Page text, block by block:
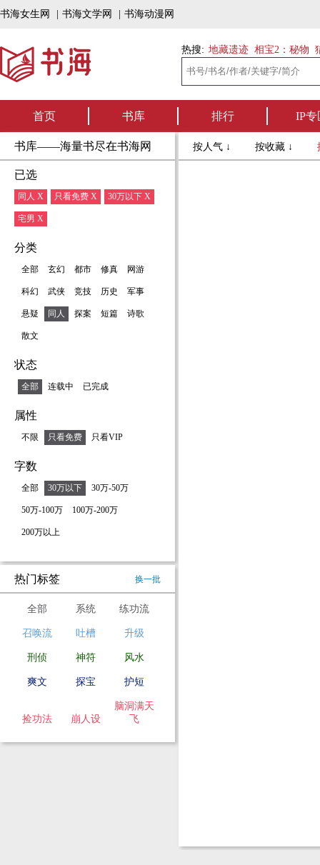
书海女生网 书海文学网 书海动漫网
热搜: 地藏遗迹 相宝2：秘物
首页 书库 排行 IP专
书库——海量书尽在书海网
已选
同人 X 只看免费 X 30万以下 X
宅男 X
分类
全部 玄幻 都市 修真 网游
科幻 武侠 竞技 历史 军事
悬疑 同人 探案 短篇 诗歌
散文
状态
全部 连载中 已完成
属性
不限 只看免费 只看VIP
字数
全部 30万以下 30万-50万
50万-100万 100万-200万
200万以上
热门标签 换一批
全部 系统 练功流
召唤流 吐槽 升级
刑侦 神符 风水
爽文 探宝 护短
捡功法 崩人设
脑洞满天
飞
按人气 ↓ 按收藏 ↓